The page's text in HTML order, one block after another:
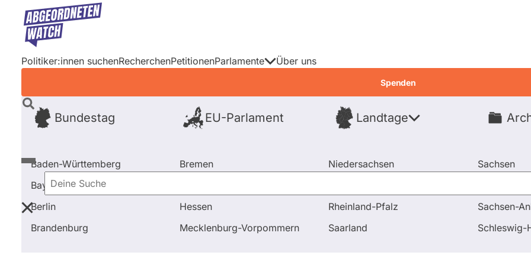
Direkt
Inhalt
Politiker:innen suchenRecherchenPetitionenParlamente
Bundestag EU-Parlament Landtage
Baden-Württemberg
Bayern
Berlin
Brandenburg
Bremen
Hessen
Mecklenburg-Vorpommern
Niedersachsen
Rheinland-Pfalz
Saarland
Sachsen
Sachsen-
Schleswig-
Über uns
Spenden
Deine
Suche
Startseite EU-Parlament Wahl 2024 Kandidierende